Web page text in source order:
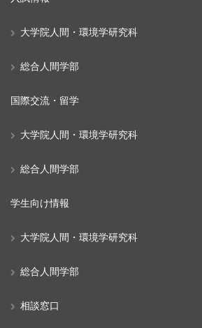
大学院人間・環境学研究科
総合人間学部
国際交流・留学
大学院人間・環境学研究科
総合人間学部
学生向け情報
大学院人間・環境学研究科
総合人間学部
相談窓口